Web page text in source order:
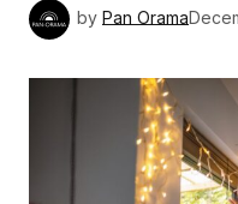
by Pan Orama